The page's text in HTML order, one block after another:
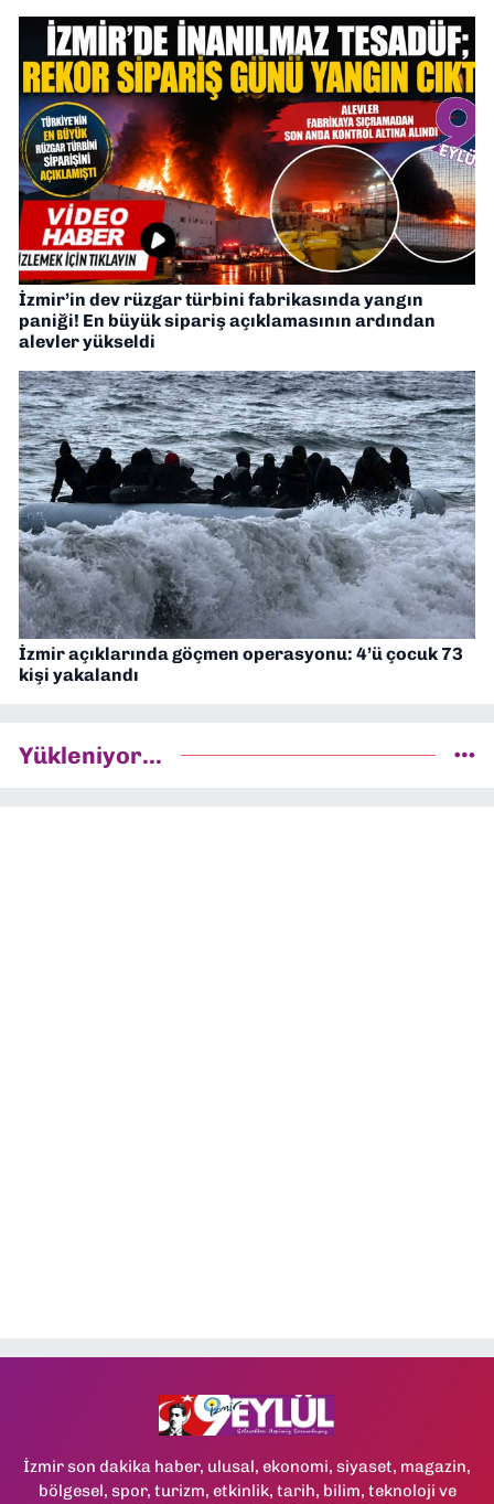
İzmir’in dev rüzgar türbini fabrikasında yangın
paniği! En büyük sipariş açıklamasının ardından
alevler yükseldi
İzmir açıklarında göçmen operasyonu: 4’ü çocuk 73
kişi yakalandı
Yükleniyor...
İzmir son dakika haber, ulusal, ekonomi, siyaset, magazin,
bölgesel, spor, turizm, etkinlik, tarih, bilim, teknoloji ve